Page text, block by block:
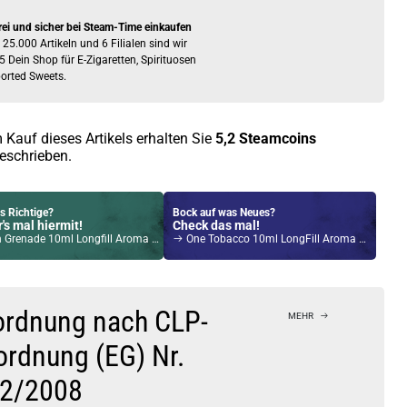
und sicher bei Steam-Time einkaufen
25.000 Artikeln und 6 Filialen sind wir
Dein Shop für E-Zigaretten, Spirituosen
Sweets.
Kauf dieses Artikels erhalten Sie 5,2 Steamcoins
Richtige?
mal hiermit!
10ml Longfill Aroma by Big Bottle Flavours
Bock auf was Neues?
Check das mal!
One Tobacco 10ml LongFill Aroma by Dash Liquids
nach CLP-
(EG) Nr.
2008
MEHR